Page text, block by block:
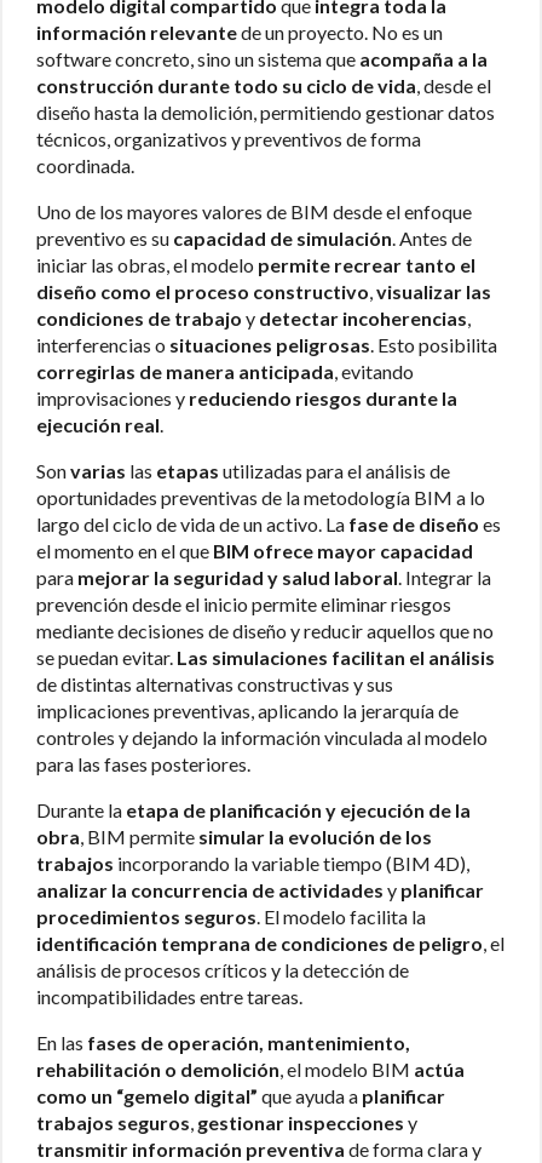
modelo digital compartido que integra toda la
información relevantede un proyecto. No es un
software concreto, sino un sistema que acompaña a la
construcción durante todo su ciclo de vida, desde el
diseño hasta la demolición, permitiendo gestionar datos
técnicos, organizativos y preventivos de forma
coordinada.
Uno de los mayores valores de BIM desde el enfoque
preventivo es su capacidad de simulación. Antes de
iniciar las obras, el modelo permite recrear tanto el
diseño como el proceso constructivo,visualizar las
condiciones de trabajo y detectar incoherencias,
interferencias o situaciones peligrosas. Esto posibilita
corregirlas de manera anticipada, evitando
improvisaciones y reduciendo riesgos durante la
ejecución real.
Sonvarias las etapas utilizadas para el análisis de
oportunidades preventivas de la metodología BIM a lo
largo del ciclo de vida de un activo. La fase de diseño es
el momento en el que BIM ofrece mayor capacidad
para mejorar la seguridad y salud laboral. Integrar la
prevención desde el inicio permite eliminar riesgos
mediante decisiones de diseño y reducir aquellos que no
se puedan evitar. Las simulaciones facilitan el análisis
de distintas alternativas constructivas y sus
implicaciones preventivas, aplicando la jerarquía de
controles y dejando la información vinculada al modelo
para las fases posteriores.
Durante la etapa de planificación y ejecución de la
obra, BIM permite simular la evolución de los
trabajos incorporando la variable tiempo (BIM 4D),
analizar la concurrencia de actividades y planificar
procedimientos seguros. El modelo facilita la
identificación temprana de condiciones de peligro, el
análisis de procesos críticos y la detección de
incompatibilidades entre tareas.
En las fases de operación, mantenimiento,
rehabilitación o demolición, el modelo BIM actúa
como un “gemelo digital” que ayuda a planificar
trabajos seguros, gestionar inspecciones y
transmitir información preventiva de forma clara y